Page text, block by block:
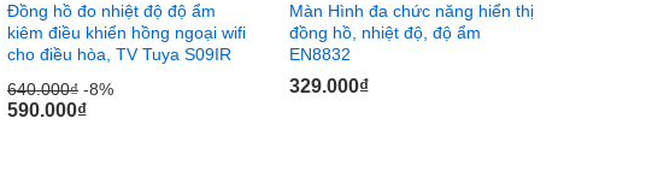
Đồng hồ đo nhiệt độ độ ẩm
kiêm điều khiển hồng ngoại wifi
cho điều hòa, TV Tuya S09IR
640.000₫ -8%
590.000₫
Màn Hình đa chức năng hiển thị
đồng hồ, nhiệt độ, độ ẩm
EN8832
329.000₫